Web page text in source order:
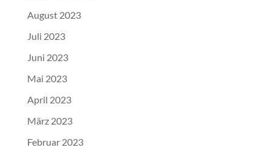
August 2023
Juli 2023
Juni 2023
Mai 2023
April 2023
März 2023
Februar 2023